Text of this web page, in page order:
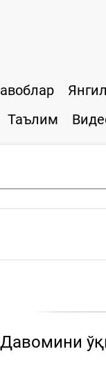
Таълим
Давомини